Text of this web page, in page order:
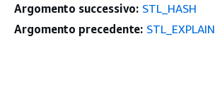
Argomento successivo: STL_HASH
Argomento precedente: STL_EXPLAIN